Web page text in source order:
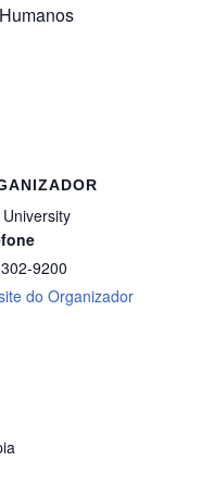
9200
do Organizador